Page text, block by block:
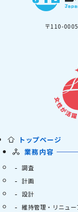
〒110-
トップページ
業務内容
調査
計画
設計
維持管理・リニュー